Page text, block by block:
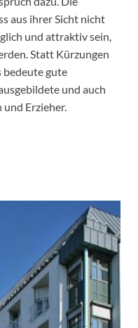
aus ihrer Sicht nicht
und attraktiv sein,
Statt Kürzungen
bedeute gute
und auch
Erzieher.